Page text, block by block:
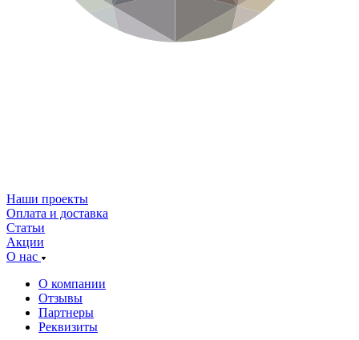
Наши проекты
Оплата и доставка
Статьи
Акции
О нас
О компании
Отзывы
Партнеры
Реквизиты